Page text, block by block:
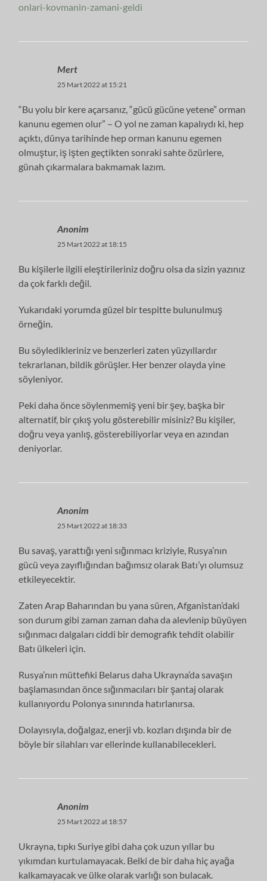
onlari-kovmanin-zamani-geldi
Mert
25 Mart 2022 at 15:21
“Bu yolu bir kere açarsanız, “gücü gücüne yetene” orman
kanunu egemen olur” – O yol ne zaman kapalıydı ki, hep
açıktı, dünya tarihinde hep orman kanunu egemen
olmuştur, iş işten geçtikten sonraki sahte özürlere,
günah çıkarmalara bakmamak lazım.
Anonim
25 Mart 2022 at 18:15
Bu kişilerle ilgili eleştirileriniz doğru olsa da sizin yazınız
da çok farklı değil.
Yukarıdaki yorumda güzel bir tespitte bulunulmuş
örneğin.
Bu söyledikleriniz ve benzerleri zaten yüzyıllardır
tekrarlanan, bildik görüşler. Her benzer olayda yine
söyleniyor.
Peki daha önce söylenmemiş yeni bir şey, başka bir
alternatif, bir çıkış yolu gösterebilir misiniz? Bu kişiler,
doğru veya yanlış, gösterebiliyorlar veya en azından
deniyorlar.
Anonim
25 Mart 2022 at 18:33
Bu savaş, yarattığı yeni sığınmacı kriziyle, Rusya’nın
gücü veya zayıflığından bağımsız olarak Batı’yı olumsuz
etkileyecektir.
Zaten Arap Baharından bu yana süren, Afganistan’daki
son durum gibi zaman zaman daha da alevlenip büyüyen
sığınmacı dalgaları ciddi bir demografik tehdit olabilir
Batı ülkeleri için.
Rusya’nın müttefiki Belarus daha Ukrayna’da savaşın
başlamasından önce sığınmacıları bir şantaj olarak
kullanıyordu Polonya sınırında hatırlanırsa.
Dolayısıyla, doğalgaz, enerji vb. kozları dışında bir de
böyle bir silahları var ellerinde kullanabilecekleri.
Anonim
25 Mart 2022 at 18:57
Ukrayna, tıpkı Suriye gibi daha çok uzun yıllar bu
yıkımdan kurtulamayacak. Belki de bir daha hiç ayağa
kalkamayacak ve ülke olarak varlığı son bulacak.